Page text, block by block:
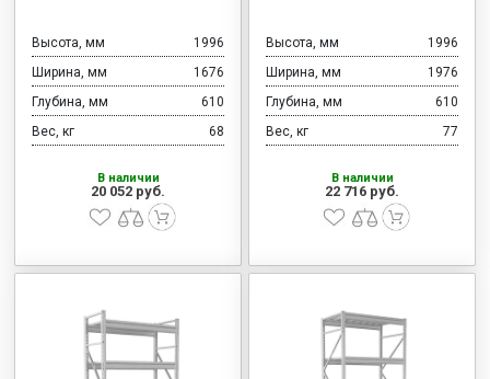
СИСТЕМЫ ХРАНЕНИЯ
ОФИСНАЯ МЕБЕЛЬ
МЕБЕЛЬ ДЛЯ ДОМА
МЕБЕЛЬ ДЛЯ СТОЛОВЫХ
СТАЛЬНЫЕ ДВЕРИ
Высота, мм
1996
Ширина, мм
1676
Глубина, мм
610
Вес, кг
68
В наличии
20 052 руб.
Высота, мм
1996
Ширина, мм
1976
Глубина, мм
610
Вес, кг
77
В наличии
22 716 руб.